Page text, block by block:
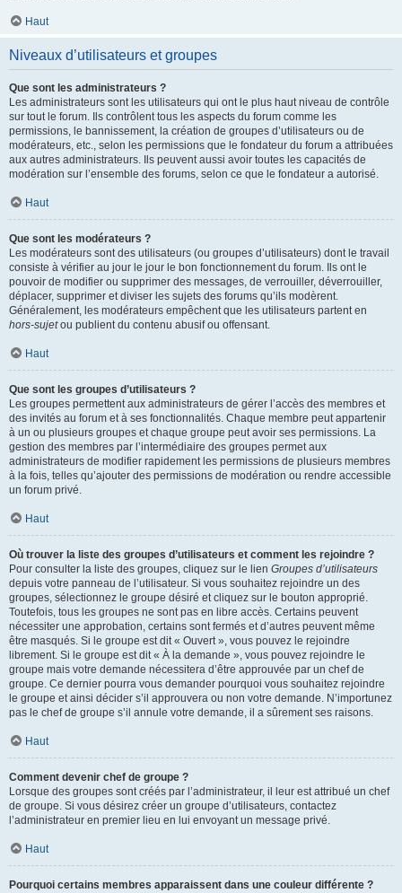
Haut
Niveaux d’utilisateurs et groupes
Que sont les administrateurs ?
Les administrateurs sont les utilisateurs qui ont le plus haut niveau de contrôle
sur tout le forum. Ils contrôlent tous les aspects du forum comme les
permissions, le bannissement, la création de groupes d’utilisateurs ou de
modérateurs, etc., selon les permissions que le fondateur du forum a attribuées
aux autres administrateurs. Ils peuvent aussi avoir toutes les capacités de
modération sur l’ensemble des forums, selon ce que le fondateur a autorisé.
Haut
Que sont les modérateurs ?
Les modérateurs sont des utilisateurs (ou groupes d’utilisateurs) dont le travail
consiste à vérifier au jour le jour le bon fonctionnement du forum. Ils ont le
pouvoir de modifier ou supprimer des messages, de verrouiller, déverrouiller,
déplacer, supprimer et diviser les sujets des forums qu’ils modèrent.
Généralement, les modérateurs empêchent que les utilisateurs partent en
hors-sujetou publient du contenu abusif ou offensant.
Haut
Que sont les groupes d’utilisateurs ?
Les groupes permettent aux administrateurs de gérer l’accès des membres et
des invités au forum et à ses fonctionnalités. Chaque membre peut appartenir
à un ou plusieurs groupes et chaque groupe peut avoir ses permissions. La
gestion des membres par l’intermédiaire des groupes permet aux
administrateurs de modifier rapidement les permissions de plusieurs membres
à la fois, telles qu’ajouter des permissions de modération ou rendre accessible
un forum privé.
Haut
Où trouver la liste des groupes d’utilisateurs et comment les rejoindre ?
Pour consulter la liste des groupes, cliquez sur le lien Groupes d’utilisateurs
depuis votre panneau de l’utilisateur. Si vous souhaitez rejoindre un des
groupes, sélectionnez le groupe désiré et cliquez sur le bouton approprié.
Toutefois, tous les groupes ne sont pas en libre accès. Certains peuvent
nécessiter une approbation, certains sont fermés et d’autres peuvent même
être masqués. Si le groupe est dit « Ouvert », vous pouvez le rejoindre
librement. Si le groupe est dit « À la demande », vous pouvez rejoindre le
groupe mais votre demande nécessitera d’être approuvée par un chef de
groupe. Ce dernier pourra vous demander pourquoi vous souhaitez rejoindre
le groupe et ainsi décider s’il approuvera ou non votre demande. N’importunez
pas le chef de groupe s’il annule votre demande, il a sûrement ses raisons.
Haut
Comment devenir chef de groupe ?
Lorsque des groupes sont créés par l’administrateur, il leur est attribué un chef
de groupe. Si vous désirez créer un groupe d’utilisateurs, contactez
l’administrateur en premier lieu en lui envoyant un message privé.
Haut
Pourquoi certains membres apparaissent dans une couleur différente ?